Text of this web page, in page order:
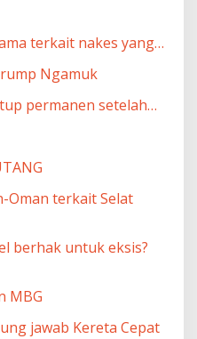
terkait nakes yang…
Ngamuk
permanen setelah…
Oman terkait Selat
berhak untuk eksis?
MBG
jawab Kereta Cepat